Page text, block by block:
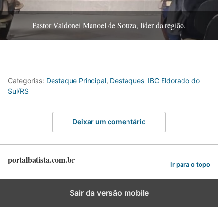
Pastor Valdonei Manoel de Souza, líder da região.
Categorias: Destaque Principal, Destaques, IBC Eldorado do
Sul/RS
Deixar um comentário
portalbatista.com.br Ir para o topo
Sair da versão mobile